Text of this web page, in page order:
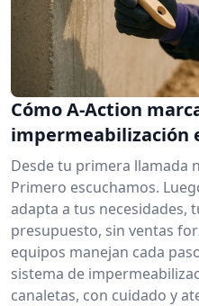
Cómo A-Action
impermeabilización
Desde tu primera llamada
Primero escuchamos.
adapta a tus necesidades,
presupuesto, sin ventas
equipos manejan cada
sistema de
canaletas, con cuidado y